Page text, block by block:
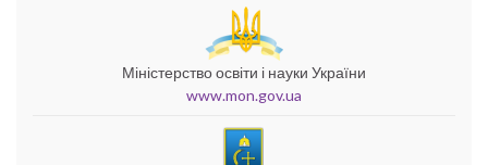
Міністерство освіти і науки України
www.mon.gov.ua